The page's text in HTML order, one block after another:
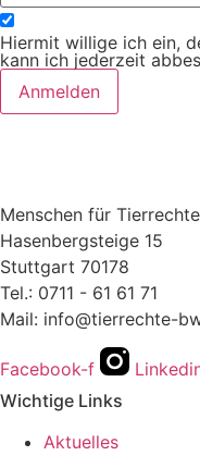
Hiermit willige ich ein,
kann ich jederzeit
Anmelden
Menschen für
Hasenbergsteige 15
Stuttgart 70178
Tel.: 0711 - 61 61 71
Mail: info@tierrechte-
Facebook-f
Wichtige Links
Aktuelles